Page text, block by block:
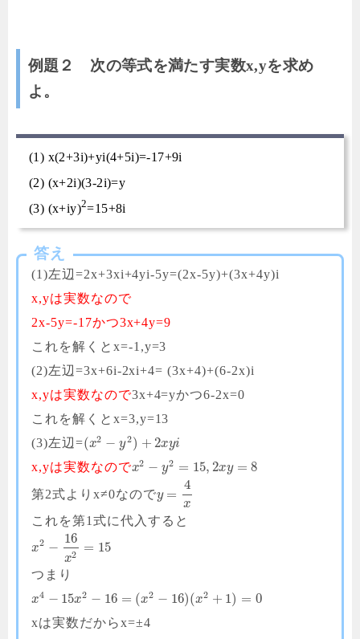
例題２ 次の等式を満たす実数x,yを求め
よ。
(1) x(2+3i)+yi(4+5i)=-17+9i
(2) (x+2i)(3-2i)=y
(3) (x+iy)2=15+8i
答え
(1)左辺=2x+3xi+4yi-5y=(2x-5y)+(3x+4y)i
x,yは実数なので
2x-5y=-17かつ3x+4y=9
これを解くとx=-1,y=3
(2)左辺=3x+6i-2xi+4= (3x+4)+(6-2x)i
x,yは実数なので3x+4=yかつ6-2x=0
これを解くとx=3,y=13
(3)左辺=(x2 − y2) + 2xyi
x,yは実数なのでx2 − y2 = 15, 2xy = 8
第2式よりx≠0なのでy =
4
x
これを第1式に代入すると
x2 −
16
x2 = 15
つまり
x4 − 15x2 − 16 = (x2 − 16)(x2 + 1) = 0
xは実数だからx=±4